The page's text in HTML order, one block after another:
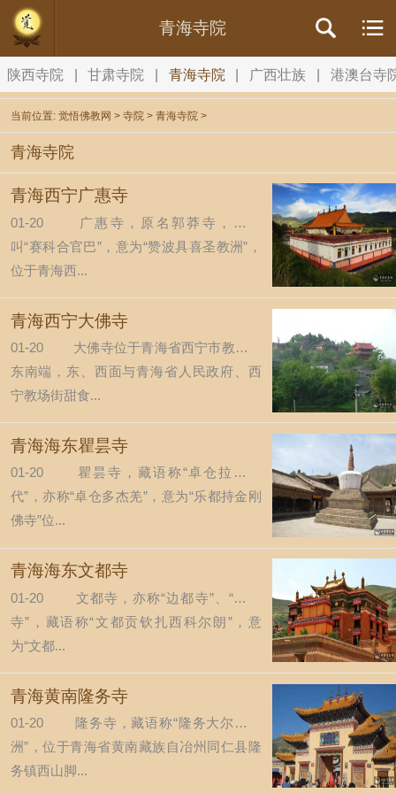
青海寺院
陕西寺院 | 甘肃寺院 | 青海寺院 | 广西壮族 | 港澳台寺
当前位置: 觉悟佛教网 > 寺院> 青海寺院>
青海寺院
青海西宁广惠寺
01-20
广惠寺，原名郭莽寺，藏语
叫“赛科合官巴”，意为“赞波具喜圣教洲”，
位于青海西...
青海西宁大佛寺
01-20
大佛寺位于青海省西宁市教场街
东南端，东、西面与青海省人民政府、西
宁教场街甜食...
青海海东瞿昙寺
01-20
瞿昙寺，藏语称“卓仓拉果丹
代”，亦称“卓仓多杰羌”，意为“乐都持金刚
佛寺”位...
青海海东文都寺
01-20
文都寺，亦称“边都寺”、“边垛
寺”，藏语称“文都贡钦扎西科尔朗”，意
为“文都...
青海黄南隆务寺
01-20
隆务寺，藏语称“隆务大尔法轮
洲”，位于青海省黄南藏族自冶州同仁县隆
务镇西山脚...